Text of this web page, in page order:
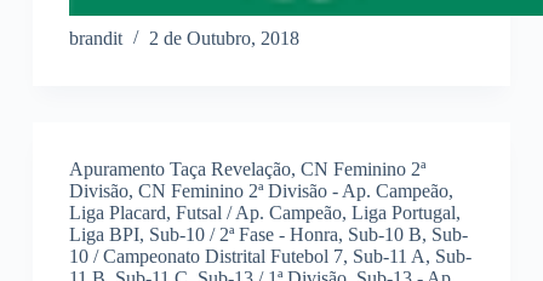
brandit 2 de Outubro, 2018
Apuramento Taça Revelação, CN Feminino 2ª
Divisão, CN Feminino 2ª Divisão - Ap. Campeão,
Liga Placard, Futsal / Ap. Campeão, Liga Portugal,
Liga BPI, Sub-10 / 2ª Fase - Honra, Sub-10 B, Sub-
10 / Campeonato Distrital Futebol 7, Sub-11 A, Sub-